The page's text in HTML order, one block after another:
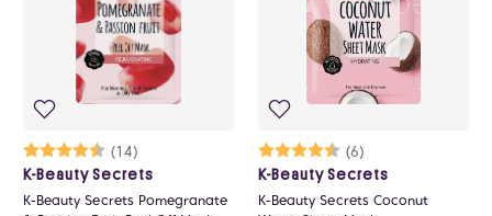
Karakter:
(14)
4.6 av 5 mulige
K-Beauty Secrets
K-Beauty Secrets Pomegranate
Karakter:
(6)
4.5 av 5 mulige
K-Beauty Secrets
K-Beauty Secrets Coconut